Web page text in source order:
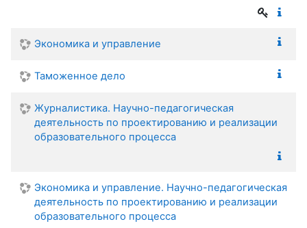
Экономика и управление
Таможенное дело
Журналистика. Научно-педагогическая
деятельность по проектированию и реализации
образовательного процесса
Экономика и управление. Научно-педагогическая
деятельность по проектированию и реализации
образовательного процесса